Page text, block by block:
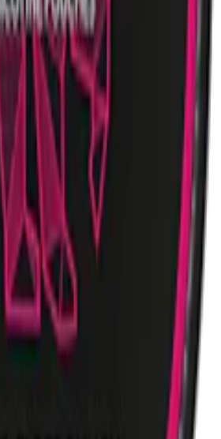
och ägt av BAT, står Lundgrens
hantverk med en modern twist. Med
och smaker som
och Lundgrens Mörk
inom svenskt snus. Lundgrens
Lundgrens Österlen Slim